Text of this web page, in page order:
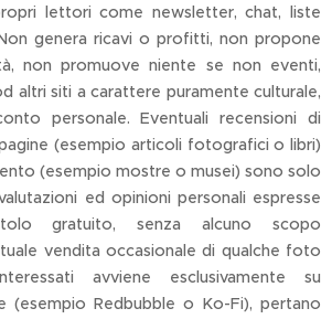
lettori come newsletter, chat, liste
genera ricavi o profitti, non propone
non promuove niente se non eventi,
altri siti a carattere puramente culturale,
personale. Eventuali recensioni di
(esempio articoli fotografici o libri)
(esempio mostre o musei) sono solo
ed opinioni personali espresse
gratuito, senza alcuno scopo
vendita occasionale di qualche foto
avviene esclusivamente su
(esempio Redbubble o Ko-Fi), pertano